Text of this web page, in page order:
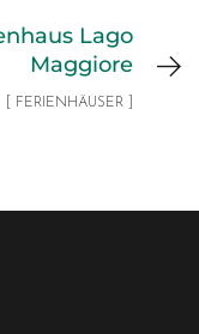
Lago
Maggiore
[ FERIENHÄUSER ]